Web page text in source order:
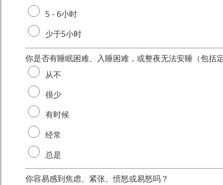
5 - 6小时
少于5小时
你是否有睡眠困难、入睡困难，或整夜无法安睡（包括
从不
很少
有时候
经常
总是
你容易感到焦虑、紧张、愤怒或易怒吗？